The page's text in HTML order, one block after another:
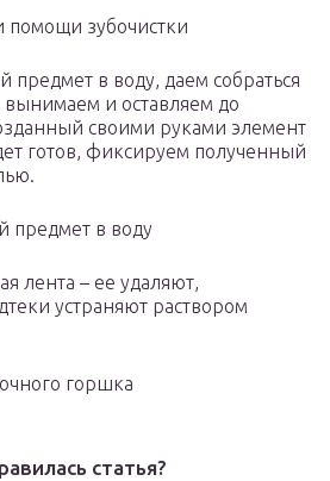
помощи зубочистки
в воду, даем собраться
вынимаем и оставляем до
своими руками элемент
готов, фиксируем полученный
предмет в воду
лента – ее удаляют,
устраняют раствором
горшка
статья?